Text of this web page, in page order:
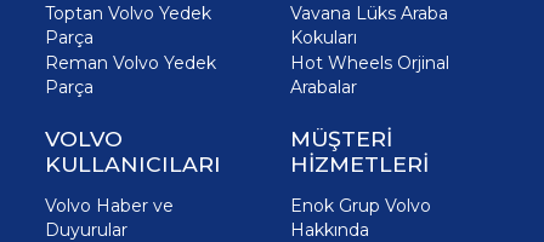
Toptan Volvo Yedek
Parça
Reman Volvo Yedek
Parça
Vavana Lüks Araba
Kokuları
Hot Wheels Orjinal
Arabalar
VOLVO
KULLANICILARI
Volvo Haber ve
Duyurular
MÜŞTERİ
HİZMETLERİ
Enok Grup Volvo
Hakkında